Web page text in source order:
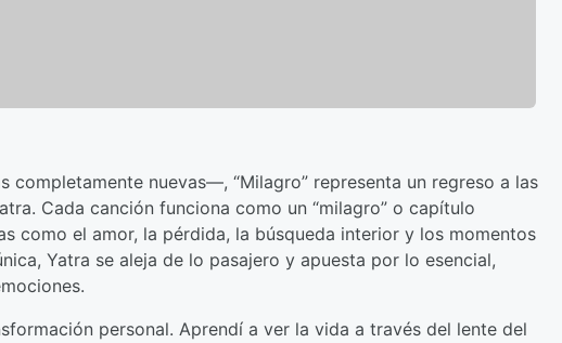
nuevas—, “Milagro” representa un regreso a las
Cada canción funciona como un “milagro” o capítulo
como el amor, la pérdida, la búsqueda interior y los momentos
Yatra se aleja de lo pasajero y apuesta por lo esencial,
personal. Aprendí a ver la vida a través del lente del